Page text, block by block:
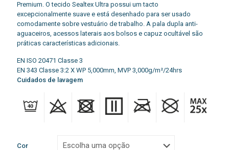
Premium. O tecido Sealtex Ultra possui um tacto
excepcionalmente suave e está desenhado para ser usado
comodamente sobre vestuário de trabalho. A pala dupla anti-
aguaceiros, acessos laterais aos bolsos e capuz ocultável são
práticas características adicionais.
EN ISO 20471 Classe 3
EN 343 Classe 3:2 X WP 5,000mm, MVP 3,000g/m²/24hrs
Cuidados de lavagem
Cor